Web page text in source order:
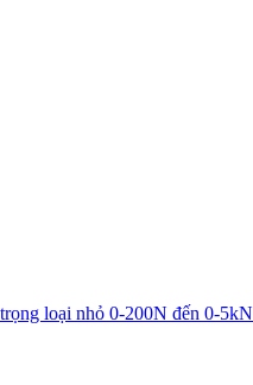
loại nhỏ 0-200N đến 0-5kN